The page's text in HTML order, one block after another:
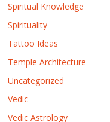
Spiritual Knowledge
Spirituality
Tattoo Ideas
Temple Architecture
Uncategorized
Vedic
Vedic Astrology